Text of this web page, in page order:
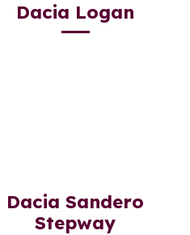
Dacia Logan
Dacia Sandero
Stepway